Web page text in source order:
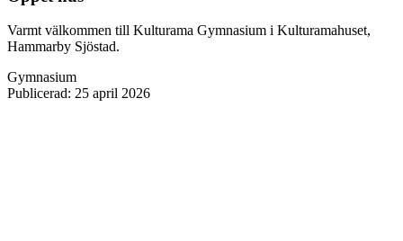
Varmt välkommen till Kulturama Gymnasium i Kulturamahuset,
Hammarby Sjöstad.
Gymnasium
Publicerad: 25 april 2026